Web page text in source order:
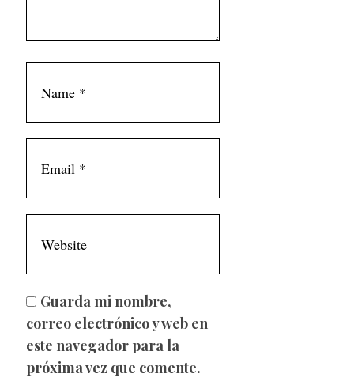
Guarda mi nombre,
correo electrónico y web en
este navegador para la
próxima vez que comente.